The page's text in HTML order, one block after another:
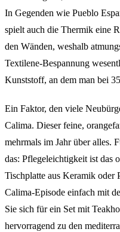
In Gegenden wie Pueblo
spielt auch die Thermik eine
den Wänden, weshalb
Textilene-Bespannung
Kunststoff, an dem man bei
Ein Faktor, den viele
Calima. Dieser feine,
mehrmals im Jahr über alles.
das: Pflegeleichtigkeit ist das
Tischplatte aus Keramik oder
Calima-Episode einfach mit
Sie sich für ein Set mit
hervorragend zu den